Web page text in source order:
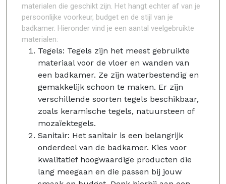
materialen die geschikt zijn. Het hangt echter af van je
persoonlijke voorkeur, budget en de stijl van je
badkamer. Hieronder vind je een aantal veelgebruikte
materialen:
Tegels: Tegels zijn het meest gebruikte
materiaal voor de vloer en wanden van
een badkamer. Ze zijn waterbestendig en
gemakkelijk schoon te maken. Er zijn
verschillende soorten tegels beschikbaar,
zoals keramische tegels, natuursteen of
mozaïektegels.
Sanitair: Het sanitair is een belangrijk
onderdeel van de badkamer. Kies voor
kwalitatief hoogwaardige producten die
lang meegaan en die passen bij jouw